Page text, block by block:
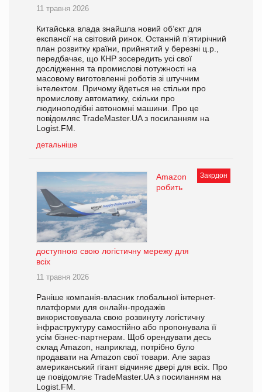
11 травня 2026
Китайська влада знайшла новий об’єкт для
експансії на світовий ринок. Останній п’ятирічний
план розвитку країни, прийнятий у березні ц.р.,
передбачає, що КНР зосередить усі свої
дослідження та промислові потужності на
масовому виготовленні роботів зі штучним
інтелектом. Причому йдеться не стільки про
промислову автоматику, скільки про
людиноподібні автономні машини. Про це
повідомляє TradeMaster.UA з посиланням на
Logist.FM.
детальніше
Закрдон
Amazon
робить
доступною свою логістичну мережу для
всіх
11 травня 2026
Раніше компанія-власник глобальної інтернет-
платформи для онлайн-продажів
використовувала свою розвинуту логістичну
інфраструктуру самостійно або пропонувала її
усім бізнес-партнерам. Щоб орендувати десь
склад Amazon, наприклад, потрібно було
продавати на Amazon свої товари. Але зараз
американський гігант відчиняє двері для всіх. Про
це повідомляє TradeMaster.UA з посиланням на
Logist.FM.